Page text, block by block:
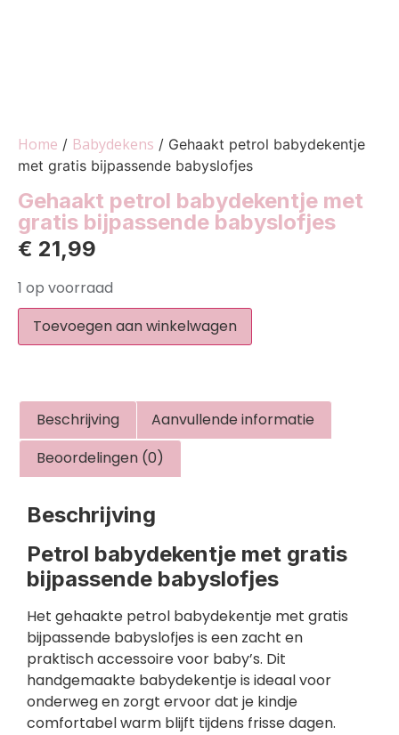
Home / Babydekens / Gehaakt petrol babydekentje
met gratis bijpassende babyslofjes
Gehaakt petrol babydekentje met
gratis bijpassende babyslofjes
€ 21,99
1 op voorraad
Toevoegen aan winkelwagen
Beschrijving
Aanvullende informatie
Beoordelingen (0)
Beschrijving
Petrol babydekentje met gratis
bijpassende babyslofjes
Het gehaakte petrol babydekentje met gratis
bijpassende babyslofjes is een zacht en
praktisch accessoire voor baby’s. Dit
handgemaakte babydekentje is ideaal voor
onderweg en zorgt ervoor dat je kindje
comfortabel warm blijft tijdens frisse dagen.